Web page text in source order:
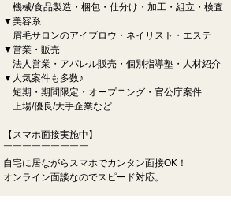
機械/食品製造・梱包・仕分け・加工・組立・検査
▼美容系
眉毛サロンのアイブロウ・ネイリスト・エステ
▼営業・販売
法人営業・アパレル販売・個別指導塾・人材紹介
▼人気案件も多数♪
短期・期間限定・オープニング・官公庁案件
上場/優良/大手企業など
【スマホ面接実施中】
￣￣￣￣￣￣￣￣￣
自宅に居ながらスマホでカンタン面接OK！
オンライン面談なのでスピード対応。